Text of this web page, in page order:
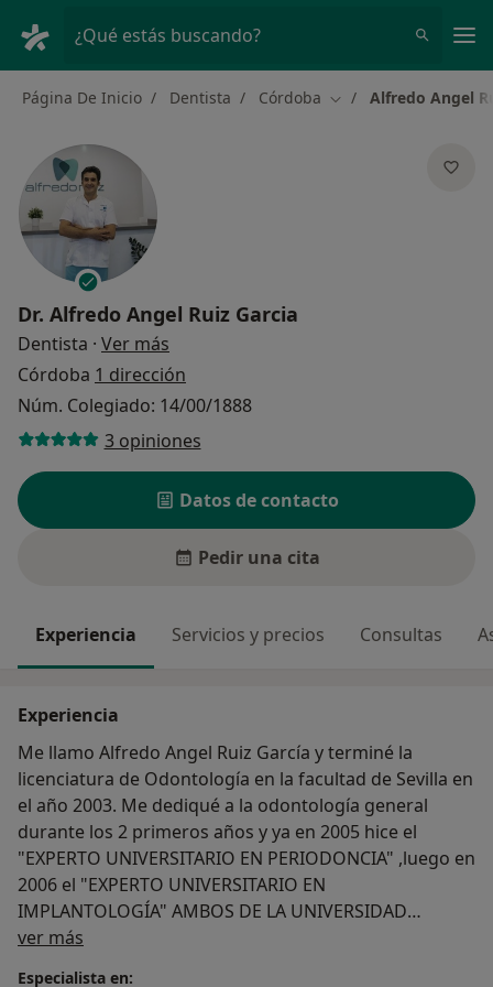
¿Qué estás buscando?
Página De Inicio Dentista Córdoba Cambiar de ciudad
Alfredo Angel
Dr. Alfredo Angel Ruiz Garcia
Dentista · Ver más
Córdoba 1 dirección
Núm. Colegiado: 14/00/1888
3 opiniones
Datos de contacto
Pedir una cita
Experiencia Servicios y precios Consultas
Experiencia
Me llamo Alfredo Angel Ruiz García y terminé la
licenciatura de Odontología en la facultad de Sevilla en
el año 2003. Me dediqué a la odontología general
durante los 2 primeros años y ya en 2005 hice el
"EXPERTO UNIVERSITARIO EN PERIODONCIA" ,luego en
2006 el "EXPERTO UNIVERSITARIO EN
IMPLANTOLOGÍA" AMBOS DE LA UNIVERSIDAD
EUROPEA DE MADRID.
ver más
Especialista en: